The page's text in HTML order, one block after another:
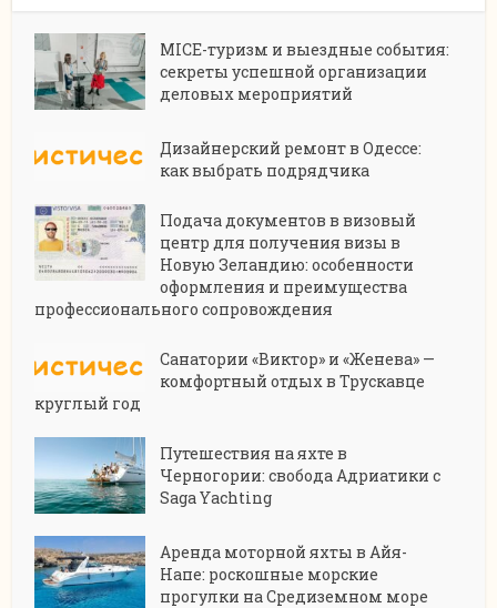
MICE-туризм и выездные события:
секреты успешной организации
деловых мероприятий
Дизайнерский ремонт в Одессе:
как выбрать подрядчика
Подача документов в визовый
центр для получения визы в
Новую Зеландию: особенности
оформления и преимущества
профессионального сопровождения
Санатории «Виктор» и «Женева» —
комфортный отдых в Трускавце
круглый год
Путешествия на яхте в
Черногории: свобода Адриатики с
Saga Yachting
Аренда моторной яхты в Айя-
Напе: роскошные морские
прогулки на Средиземном море